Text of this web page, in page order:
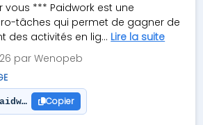
vous *** Paidwork est une
tâches qui permet de gagner de
des activités en lig... Lire la suite
par Wenopeb
?r=bensuc.14
Copier